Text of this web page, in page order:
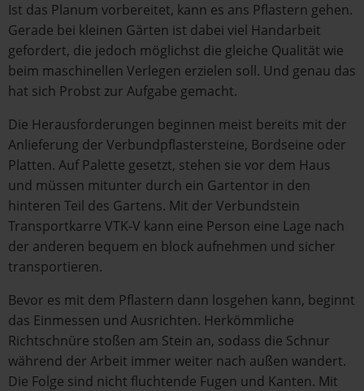
Ist das Planum vorbereitet, kann es ans Pflastern gehen.
Gerade bei kleinen Gärten ist dabei viel Handarbeit
gefordert, die jedoch möglichst die gleiche Qualität wie
beim maschinellen Verlegen erzielen soll. Und genau das
hat sich Probst zur Aufgabe gemacht.
Die Herausforderungen beginnen meist bereits mit der
Anlieferung der Verbundpflastersteine, Bordseine oder
Platten. Auf Palette gesetzt, stehen sie vor dem Haus
und müssen mitunter durch ein Gartentor in den
hinteren Teil des Gartens. Mit der Verbundstein
Transportkarre VTK-V kann eine Person eine Lage nach
der anderen bequem en block aufnehmen und sicher
transportieren.
Bevor es mit dem Pflastern dann losgehen kann, beginnt
das Einmessen und Ausrichten. Herkömmliche
Richtschnüre stoßen am Stein an, sodass die Schnur
während der Arbeit immer weiter nach außen wandert.
Die Folge sind nicht fluchtende Fugen und Kanten. Mit